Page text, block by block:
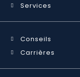
Services
Conseils
Carrières